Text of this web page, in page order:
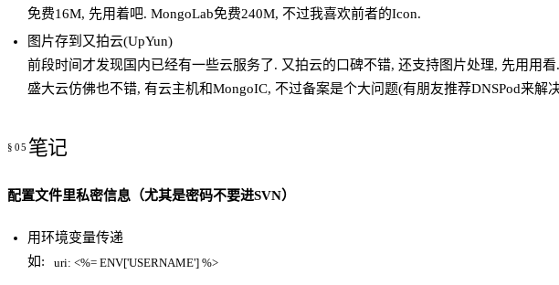
免费16M, 先用着吧. MongoLab免费240M, 不过我喜欢前者的Icon.
图片存到又拍云(UpYun)
前段时间才发现国内已经有一些云服务了. 又拍云的口碑不错, 还支持图片处理, 先用用看.
盛大云仿佛也不错, 有云主机和MongoIC, 不过备案是个大问题(有朋友推荐DNSPod来解
笔记
配置文件里私密信息（尤其是密码不要进SVN）
用环境变量传递
如:
uri: <%= ENV['USERNAME'] %>